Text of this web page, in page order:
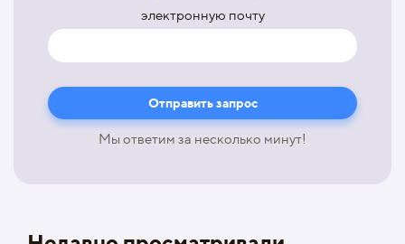
электронную почту
Мы ответим за несколько минут!